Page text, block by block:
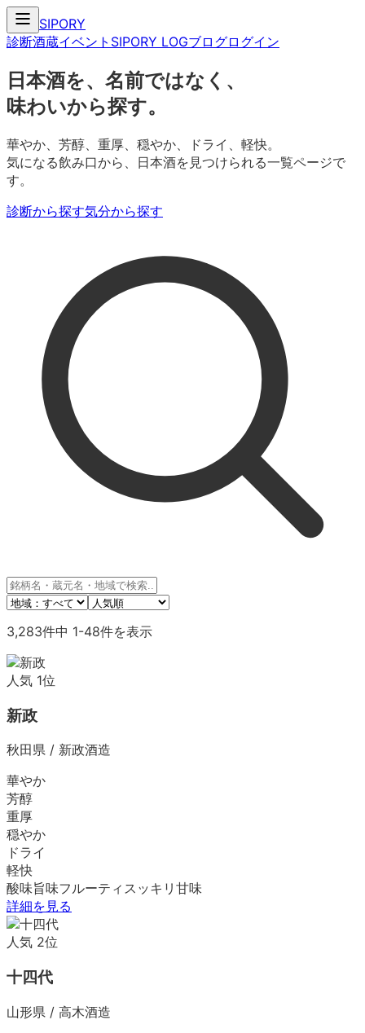
SIPORY
診断酒蔵イベント SIPORY LOGブログログイン
日本酒を、名前ではなく、
味わいから探す。
華やか、芳醇、重厚、穏やか、ドライ、軽快。
気になる飲み口から、日本酒を見つけられる一覧ページで
す。
診断から探す気分から探す
3,283件中 1-48件を表示
人気 1位
新政
秋田県 / 新政酒造
華やか
芳醇
重厚
穏やか
ドライ
軽快
酸味旨味フルーティ スッキリ 甘味
詳細を見る
人気 2位
十四代
山形県 / 高木酒造